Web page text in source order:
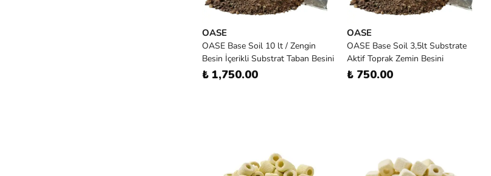
OASE
OASE Base Soil 10 lt / Zengin
Besin İçerikli Substrat Taban Besini
₺ 1,750.00
OASE
OASE Base Soil 3,5lt Substrate
Aktif Toprak Zemin Besini
₺ 750.00